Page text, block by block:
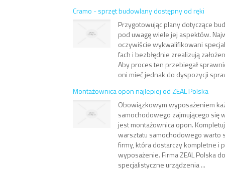
Cramo - sprzęt budowlany dostępny od ręki
Przygotowując plany dotyczące
pod uwagę wiele jej aspektów.
oczywiście wykwalifikowani
fach i bezbłędnie zrealizują
Aby proces ten przebiegał
oni mieć jednak do dyspozycji
Montażownica opon najlepiej od ZEAL Polska
Obowiązkowym wyposażeniem
samochodowego zajmującego się
jest montażownica opon.
warsztatu samochodowego warto
firmy, która dostarczy kompletne i
wyposażenie. Firma ZEAL Polska
specjalistyczne urządzenia ...